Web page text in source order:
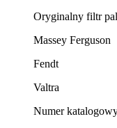
Oryginalny filtr
Massey Ferguson
Fendt
Valtra
Numer